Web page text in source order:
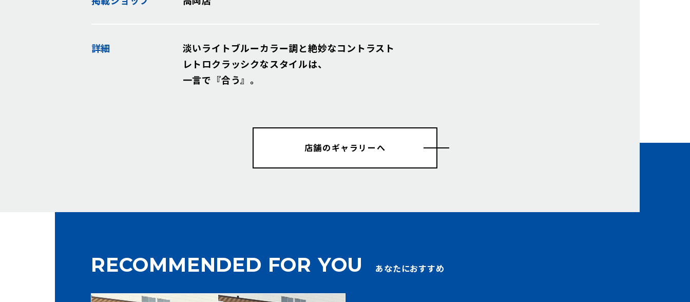
詳細
淡いライトブルーカラー調と絶妙なコントラスト
レトロクラッシクなスタイルは、
一言で『合う』。
店舗のギャラリーへ
RECOMMENDED FOR YOU あなたにおすすめ